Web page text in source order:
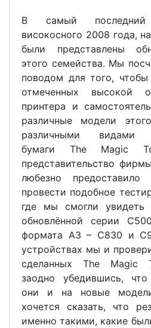
В самый
високосного 2008 года,
были представлены
этого семейства. Мы
поводом для того,
отмеченных высокой
принтера и
различные модели
различными видами
бумаги The Magic
представительство
любезно
провести подобное
где мы смогли увидеть
обновлённой серии
формата А3 – C830 и
устройствах мы и
сделанных The Magic
заодно убедившись, что
они и на новые
хочется сказать, что
именно такими, какие